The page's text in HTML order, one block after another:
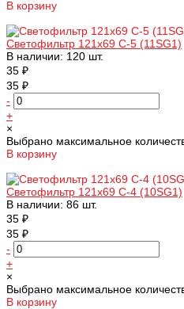
В корзину
Светофильтр 121х69 С-5 (11SG1)
В наличии: 120 шт.
35 ₽
35 ₽
-
+
×
Выбрано максимальное
В корзину
Светофильтр 121х69 С-4 (10SG1)
В наличии: 86 шт.
35 ₽
35 ₽
-
+
×
Выбрано максимальное
В корзину